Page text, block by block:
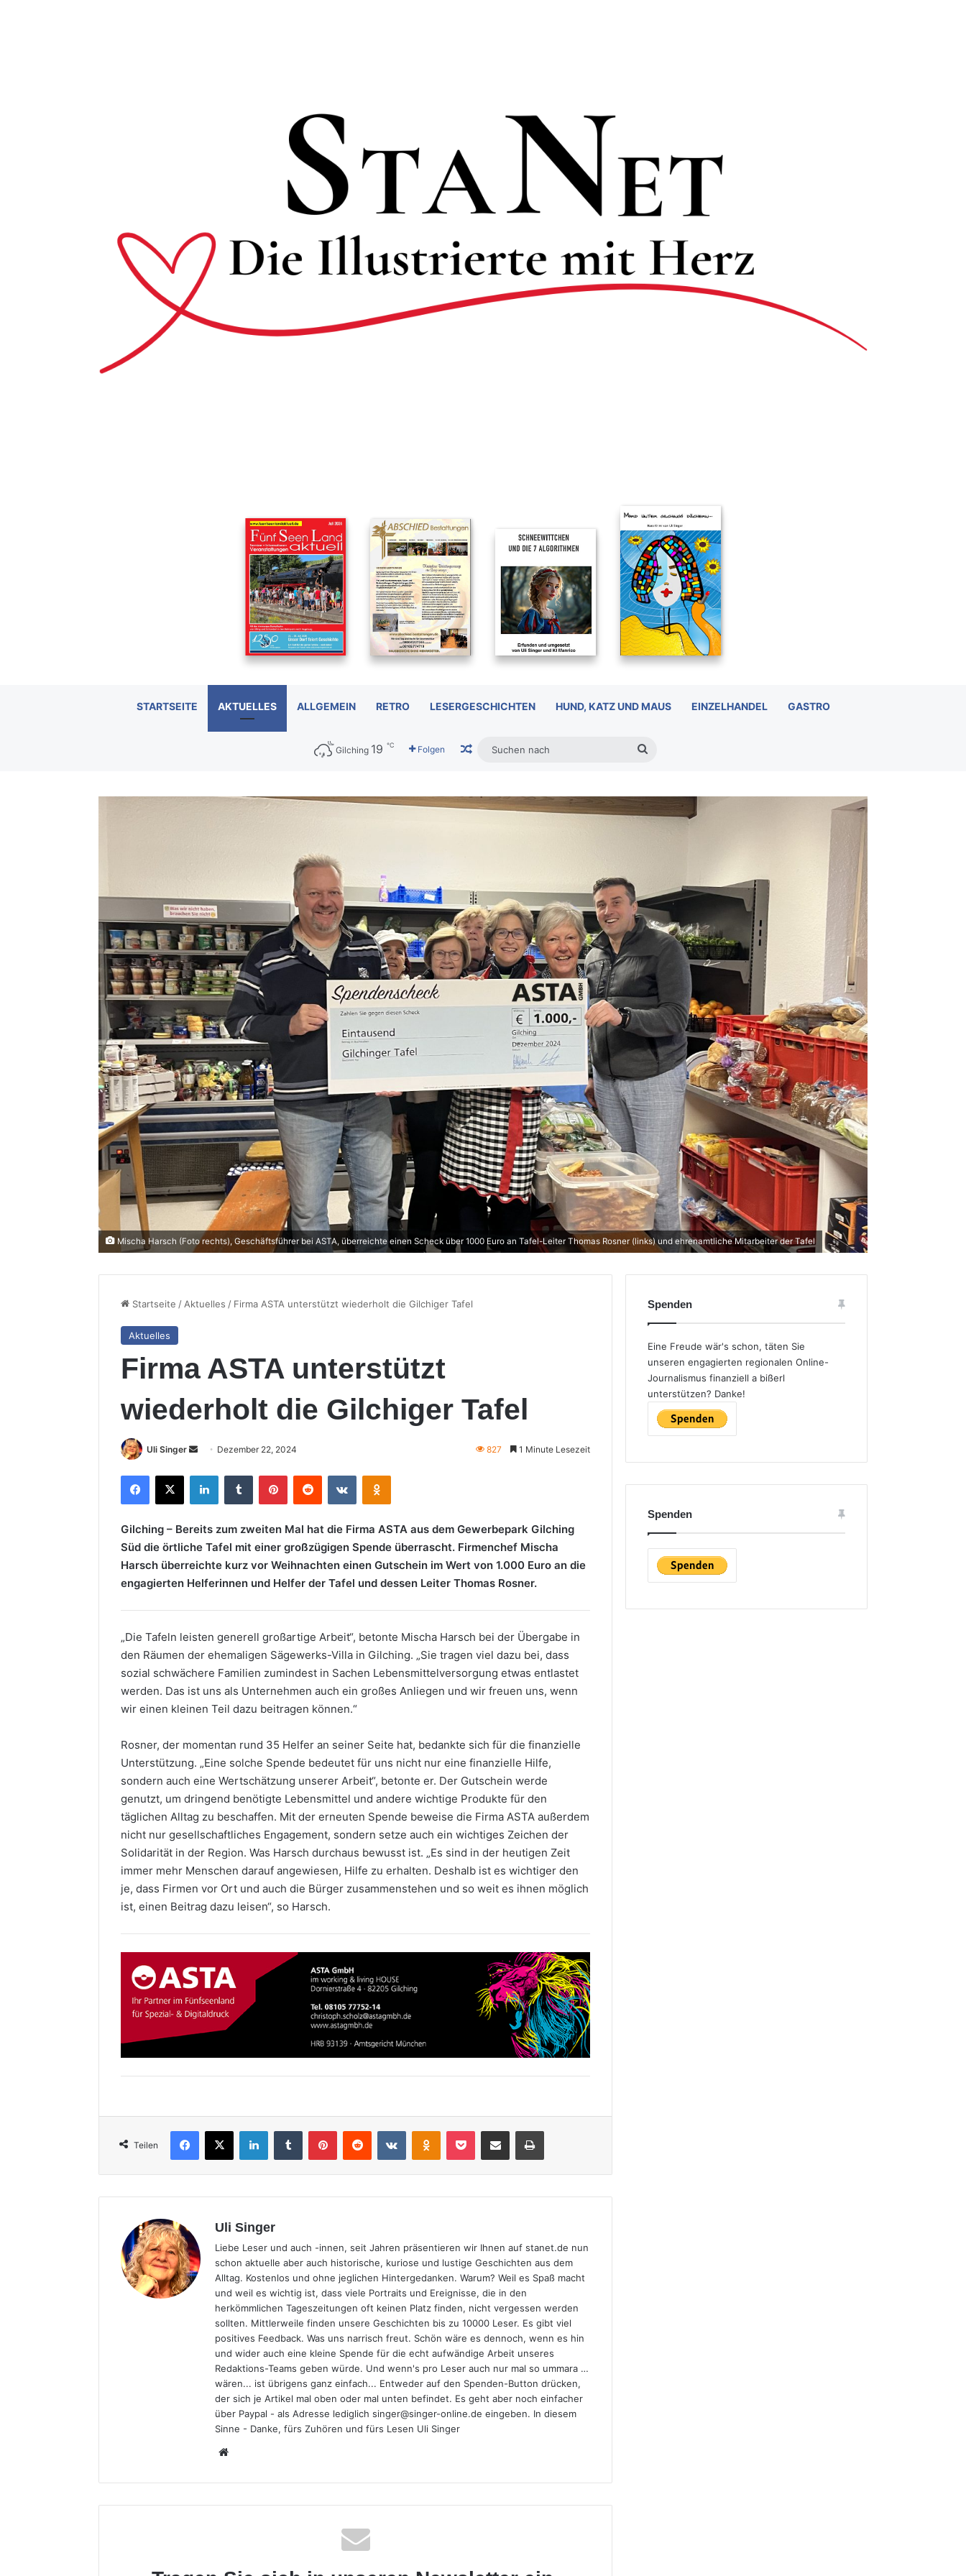
STARTSEITE AKTUELLES ALLGEMEIN RETRO LESERGESCHICHTEN HUND, KATZ UND MAUS EINZELHANDEL GASTRO
Gilching 19 ℃ Folgen Zufälliger Artikel
Suchen
Mischa Harsch (Foto rechts), Geschäftsführer bei ASTA, überreichte einen Scheck über 1000 Euro an Tafel-Leiter Thomas Rosner (links) und ehrenamtliche Mitarbeiter der Tafel
Startseite /Aktuelles / Firma ASTA unterstützt wiederholt die Gilchiger Tafel
Aktuelles
Firma ASTA unterstützt
wiederholt die Gilchiger Tafel
Uli Singer
Sende
eine
Dezember 22, 2024 827 1 Minute Lesezeit
Facebook
X LinkedInTumblr PinterestReddit VKontakteOdnoklassniki
Gilching – Bereits zum zweiten Mal hat die Firma ASTA aus dem Gewerbepark Gilching
Süd die örtliche Tafel mit einer großzügigen Spende überrascht. Firmenchef Mischa
Harsch überreichte kurz vor Weihnachten einen Gutschein im Wert von 1.000 Euro an die
engagierten Helferinnen und Helfer der Tafel und dessen Leiter Thomas Rosner.
„Die Tafeln leisten generell großartige Arbeit“, betonte Mischa Harsch bei der Übergabe in
den Räumen der ehemaligen Sägewerks-Villa in Gilching. „Sie tragen viel dazu bei, dass
sozial schwächere Familien zumindest in Sachen Lebensmittelversorgung etwas entlastet
werden. Das ist uns als Unternehmen auch ein großes Anliegen und wir freuen uns, wenn
wir einen kleinen Teil dazu beitragen können.“
Rosner, der momentan rund 35 Helfer an seiner Seite hat, bedankte sich für die finanzielle
Unterstützung. „Eine solche Spende bedeutet für uns nicht nur eine finanzielle Hilfe,
sondern auch eine Wertschätzung unserer Arbeit“, betonte er. Der Gutschein werde
genutzt, um dringend benötigte Lebensmittel und andere wichtige Produkte für den
täglichen Alltag zu beschaffen. Mit der erneuten Spende beweise die Firma ASTA außerdem
nicht nur gesellschaftliches Engagement, sondern setze auch ein wichtiges Zeichen der
Solidarität in der Region. Was Harsch durchaus bewusst ist. „Es sind in der heutigen Zeit
immer mehr Menschen darauf angewiesen, Hilfe zu erhalten. Deshalb ist es wichtiger den
je, dass Firmen vor Ort und auch die Bürger zusammenstehen und so weit es ihnen möglich
ist, einen Beitrag dazu leisen“, so Harsch.
Teilen
Facebook
X LinkedInTumblr PinterestReddit VKontakteOdnoklassniki
Pocket Teile per E-Mail Drucken
Uli Singer
Liebe Leser und auch -innen, seit Jahren präsentieren wir Ihnen auf stanet.de nun
schon aktuelle aber auch historische, kuriose und lustige Geschichten aus dem
Alltag. Kostenlos und ohne jeglichen Hintergedanken. Warum? Weil es Spaß macht
und weil es wichtig ist, dass viele Portraits und Ereignisse, die in den
herkömmlichen Tageszeitungen oft keinen Platz finden, nicht vergessen werden
sollten. Mittlerweile finden unsere Geschichten bis zu 10000 Leser. Es gibt viel
positives Feedback. Was uns narrisch freut. Schön wäre es dennoch, wenn es hin
und wider auch eine kleine Spende für die echt aufwändige Arbeit unseres
Redaktions-Teams geben würde. Und wenn's pro Leser auch nur mal so ummara …
wären... ist übrigens ganz einfach... Entweder auf den Spenden-Button drücken,
der sich je Artikel mal oben oder mal unten befindet. Es geht aber noch einfacher
über Paypal - als Adresse lediglich singer@singer-online.de eingeben. In diesem
Sinne - Danke, fürs Zuhören und fürs Lesen Uli Singer
Spenden
Eine Freude wär's schon, täten Sie
unseren engagierten regionalen Online-
Journalismus finanziell a bißerl
unterstützen? Danke!
Spenden